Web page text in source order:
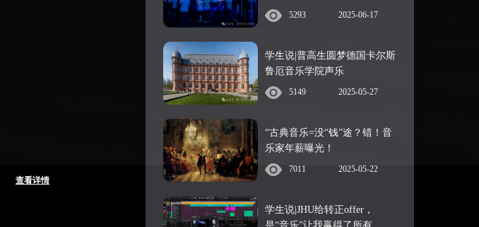
查看详情
5293 2025-06-17
学生说|普高生圆梦德国卡尔斯
鲁厄音乐学院声乐
5149 2025-05-27
“古典音乐=没“钱”途？错！音
乐家年薪曝光！
7011 2025-05-22
学生说|JHU给转正offer，
是“音乐”让我赢得了所有